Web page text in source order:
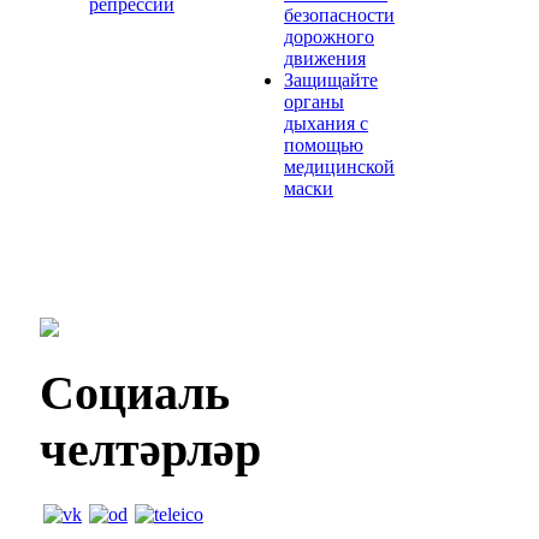
репрессий
безопасности
дорожного
движения
Защищайте
органы
дыхания с
помощью
медицинской
маски
Социаль
челтәрләр